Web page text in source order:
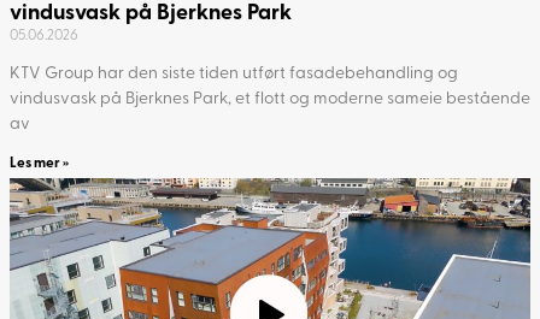
vindusvask på Bjerknes Park
05.06.2026
KTV Group har den siste tiden utført fasadebehandling og
vindusvask på Bjerknes Park, et flott og moderne sameie bestående
av
Les mer »